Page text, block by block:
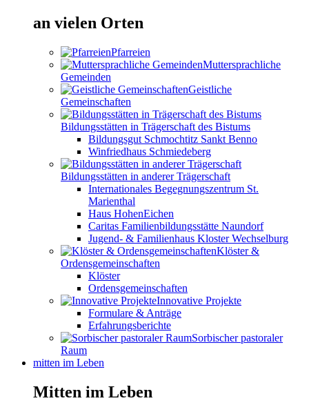
an vielen Orten
Pfarreien
Muttersprachliche
Gemeinden
Geistliche
Gemeinschaften
Bildungsstätten in Trägerschaft des Bistums
Bildungsgut Schmochtitz Sankt Benno
Winfriedhaus Schmiedeberg
Bildungsstätten in anderer Trägerschaft
Internationales Begegnungszentrum St.
Marienthal
Haus HohenEichen
Caritas Familienbildungsstätte Naundorf
Jugend- & Familienhaus Kloster Wechselburg
Klöster &
Ordensgemeinschaften
Klöster
Ordensgemeinschaften
Innovative Projekte
Formulare & Anträge
Erfahrungsberichte
Sorbischer pastoraler
Raum
mitten im Leben
Mitten im Leben